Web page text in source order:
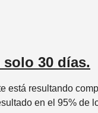
30 días.
está resultando
en el 95% de